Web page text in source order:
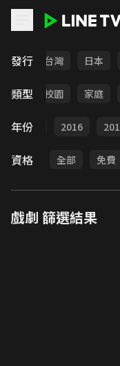
發行
全部 台灣 日本
類型
職場 校園 家庭
年份
2017 2016
資格 全部 免費
戲劇 篩選結果